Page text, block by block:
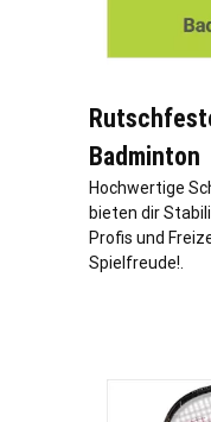
Badminton
Hochwertige
bieten dir
Profis und
Spielfreude!.